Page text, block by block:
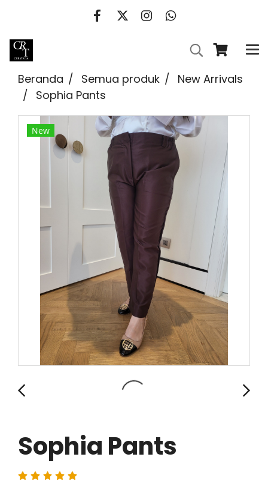
Beranda Semua produk
New Arrivals
Sophia Pants
New
Sophia Pants